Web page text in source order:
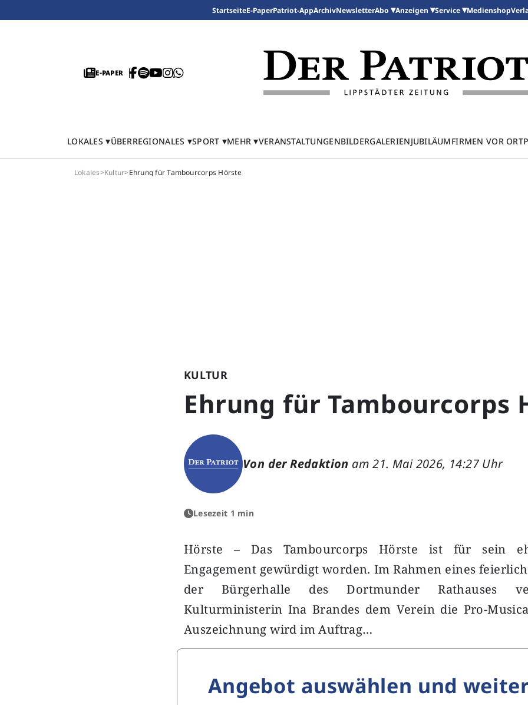
StartseiteE-PaperPatriot-AppArchivNewsletterAbo Anzeigen Service Medienshop
E-PAPER
LOKALES ÜBERREGIONALES SPORT MEHR VERANSTALTUNGENBILDERGALERIENJUBILÄUMFIRMEN VOR ORT
Lokales>Kultur>Ehrung für Tambourcorps Hörste
KULTUR
Ehrung für Tambourcorps
Von der Redaktion am 21. Mai 2026, 14:27 Uhr
Lesezeit 1 min
Hörste – Das Tambourcorps Hörste ist für sein
Engagement gewürdigt worden. Im Rahmen eines
der Bürgerhalle des Dortmunder Rathauses
Kulturministerin Ina Brandes dem Verein die Pro-
Auszeichnung wird im Auftrag…
Angebot auswählen und